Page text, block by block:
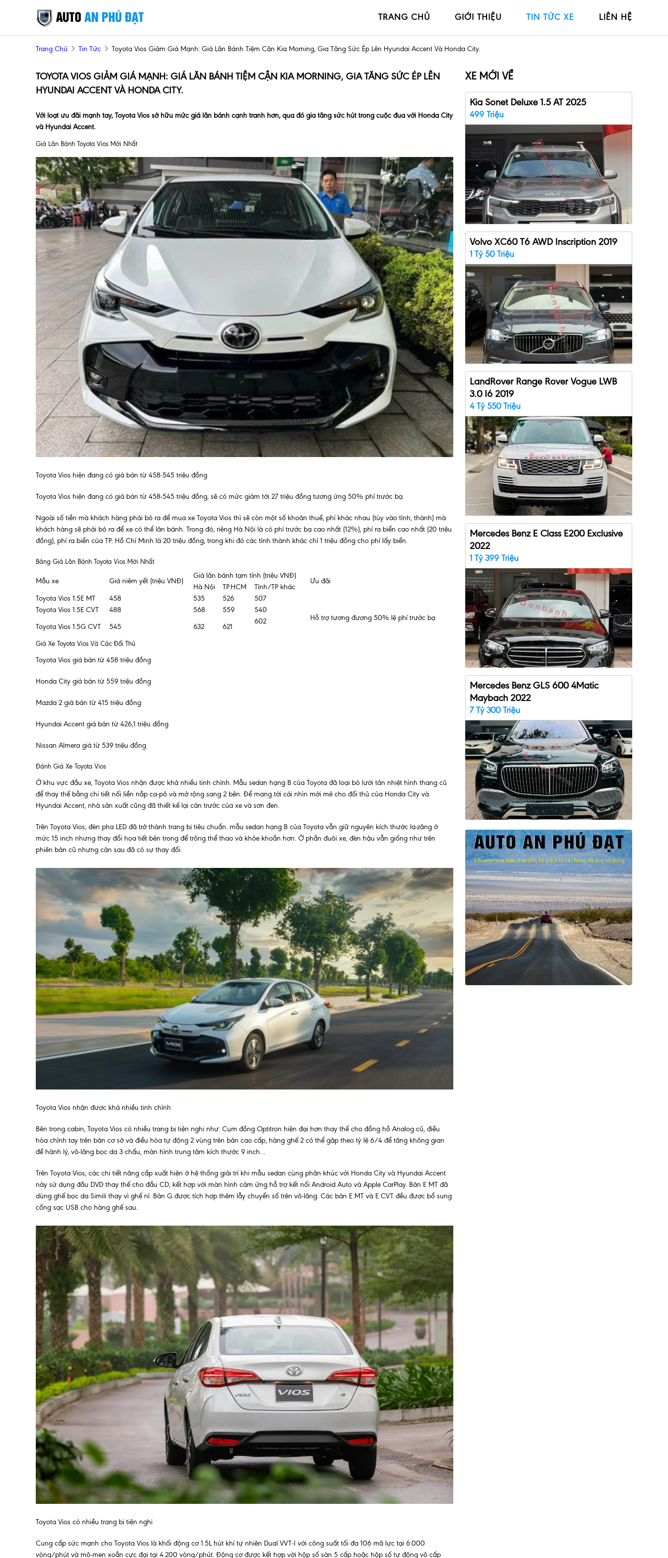
TRANG CHỦ GIỚI THIỆU TIN TỨC XE LIÊN HỆ
Trang Chủ Tin Tức Toyota Vios Giảm Giá Mạnh: Giá Lăn Bánh Tiệm Cận Kia Morning, Gia Tăng Sức Ép Lên Hyundai Accent Và Honda City.
TOYOTA VIOS GIẢM GIÁ MẠNH: GIÁ LĂN BÁNH TIỆM CẬN KIA MORNING, GIA TĂNG SỨC ÉP LÊN
HYUNDAI ACCENT VÀ HONDA CITY.
Với loạt ưu đãi mạnh tay, Toyota Vios sở hữu mức giá lăn bánh cạnh tranh hơn, qua đó gia tăng sức hút trong cuộc đua với Honda City
và Hyundai Accent.
Giá Lăn Bánh Toyota Vios Mới Nhất
Toyota Vios hiện đang có giá bán từ 458-545 triệu đồng
Toyota Vios hiện đang có giá bán từ 458-545 triệu đồng, sẽ có mức giảm tới 27 triệu đồng tương ứng 50% phí trước bạ.
Ngoài số tiền mà khách hàng phải bỏ ra để mua xe Toyota Vios thì sẽ còn một số khoản thuế, phí khác nhau (tùy vào tỉnh, thành) mà
khách hàng sẽ phải bỏ ra để xe có thể lăn bánh. Trong đó, riêng Hà Nội là có phí trước bạ cao nhất (12%), phí ra biển cao nhất (20 triệu
đồng), phí ra biển của TP. Hồ Chí Minh là 20 triệu đồng, trong khi đó các tỉnh thành khác chỉ 1 triệu đồng cho phí lấy biển.
Bảng Giá Lăn Bánh Toyota Vios Mới Nhất
Mẫu xe Giá niêm yết (triệu VNĐ)
Giá lăn bánh tạm tính (triệu VNĐ)
Ưu đãi
Hà Nội TP.HCM
Tỉnh/TP khác
Toyota Vios 1.5E MT
458 535 526 507
Hỗ trợ tương đương 50% lệ phí trước bạ
Toyota Vios 1.5E CVT 488 568 559
540
Toyota Vios 1.5G CVT
545 632 621
602
Giá Xe Toyota Vios Và Các Đối Thủ
Toyota Vios giá bán từ 458 triệu đồng
Honda City giá bán từ 559 triệu đồng
Mazda 2 giá bán từ 415 triệu đồng
Hyundai Accent giá bán từ 426,1 triệu đồng
Nissan Almera giá từ 539 triệu đồng
Đánh Giá Xe Toyota Vios
Ở khu vực đầu xe, Toyota Vios nhận được khá nhiều tinh chỉnh. Mẫu sedan hạng B của Toyota đã loại bỏ lưới tản nhiệt hình thang cũ
để thay thế bằng chi tiết nối liền nắp ca-pô và mở rộng sang 2 bên. Để mang tới cái nhìn mới mẻ cho đối thủ của Honda City và
Hyundai Accent, nhà sản xuất cũng đã thiết kế lại cản trước của xe và sơn đen.
Trên Toyota Vios, đèn pha LED đã trở thành trang bị tiêu chuẩn. mẫu sedan hạng B của Toyota vẫn giữ nguyên kích thước la-zăng ở
mức 15 inch nhưng thay đổi họa tiết bên trong để trông thể thao và khỏe khoắn hơn. Ở phần đuôi xe, đèn hậu vẫn giống như trên
phiên bản cũ nhưng cản sau đã có sự thay đổi.
Toyota Vios nhận được khá nhiều tinh chỉnh
Bên trong cabin, Toyota Vios có nhiều trang bị tiện nghi như: Cụm đồng Optitron hiện đại hơn thay thế cho đồng hồ Analog cũ, điều
hòa chỉnh tay trên bản cơ sở và điều hòa tự động 2 vùng trên bản cao cấp, hàng ghế 2 có thể gập theo tỷ lệ 6/4 để tăng không gian
để hành lý, vô-lăng bọc da 3 chấu, màn hình trung tâm kích thước 9 inch…
Trên Toyota Vios, các chi tiết nâng cấp xuất hiện ở hệ thống giải trí khi mẫu sedan cùng phân khúc với Honda City và Hyundai Accent
này sử dụng đầu DVD thay thế cho đầu CD, kết hợp với màn hình cảm ứng hỗ trợ kết nối Android Auto và Apple CarPlay. Bản E MT đã
dùng ghế bọc da Simili thay vì ghế nỉ. Bản G được tích hợp thêm lẫy chuyển số trên vô-lăng. Các bản E MT và E CVT đều được bổ sung
cổng sạc USB cho hàng ghế sau.
Toyota Vios có nhiều trang bị tiện nghi
Cung cấp sức mạnh cho Toyota Vios là khối động cơ 1.5L hút khí tự nhiên Dual VVT-I với công suất tối đa 106 mã lực tại 6.000
vòng/phút và mô-men xoắn cực đại tại 4.200 vòng/phút. Động cơ được kết hợp với hộp số sàn 5 cấp hoặc hộp số tự động vô cấp
XE MỚI VỀ
Kia Sonet Deluxe 1.5 AT 2025
499 Triệu
Volvo XC60 T6 AWD Inscription 2019
1 Tỷ 50 Triệu
LandRover Range Rover Vogue LWB
3.0 I6 2019
4 Tỷ 550 Triệu
Mercedes Benz E Class E200 Exclusive
2022
1 Tỷ 399 Triệu
Mercedes Benz GLS 600 4Matic
Maybach 2022
7 Tỷ 300 Triệu